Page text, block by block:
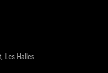
Les Halles